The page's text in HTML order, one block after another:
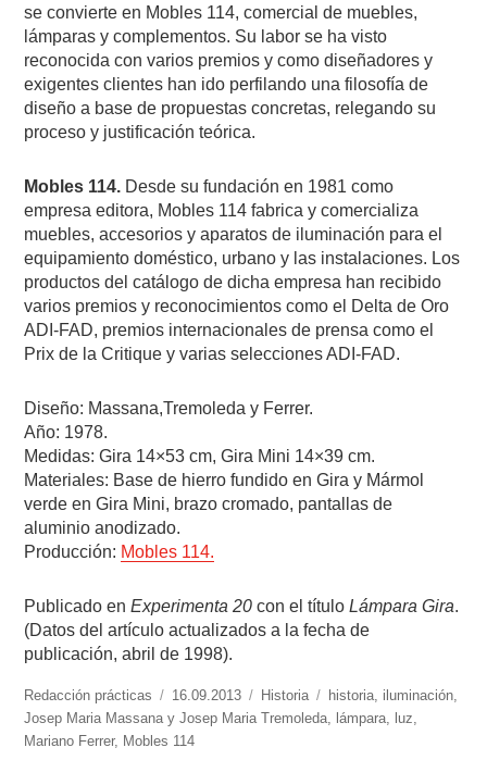
se convierte en Mobles 114, comercial de muebles,
lámparas y complementos. Su labor se ha visto
reconocida con varios premios y como diseñadores y
exigentes clientes han ido perfilando una filosofía de
diseño a base de propuestas concretas, relegando su
proceso y justificación teórica.
Mobles 114. Desde su fundación en 1981 como
empresa editora, Mobles 114 fabrica y comercializa
muebles, accesorios y aparatos de iluminación para el
equipamiento doméstico, urbano y las instalaciones. Los
productos del catálogo de dicha empresa han recibido
varios premios y reconocimientos como el Delta de Oro
ADI-FAD, premios internacionales de prensa como el
Prix de la Critique y varias selecciones ADI-FAD.
Diseño: Massana,Tremoleda y Ferrer.
Año: 1978.
Medidas: Gira 14×53 cm, Gira Mini 14×39 cm.
Materiales: Base de hierro fundido en Gira y Mármol
verde en Gira Mini, brazo cromado, pantallas de
aluminio anodizado.
Producción: Mobles 114.
Publicado en Experimenta 20 con el títuloLámpara Gira.
(Datos del artículo actualizados a la fecha de
publicación, abril de 1998).
https://www.experimenta.es/author/redaccion-
practicas/
Redacción prácticas
Publicado
el
16.09.2013 Categorías
Historia Etiquetas
historia, iluminación,
Josep Maria Massana y Josep Maria Tremoleda, lámpara, luz,
Mariano Ferrer, Mobles 114